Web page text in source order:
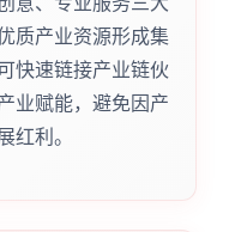
质产业资源形成集
快速链接产业链伙
业赋能，避免因产
红利。